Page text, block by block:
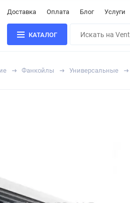
Доставка Оплата Блог Услуги
КАТАЛОГ
Фанкойлы Универсальные